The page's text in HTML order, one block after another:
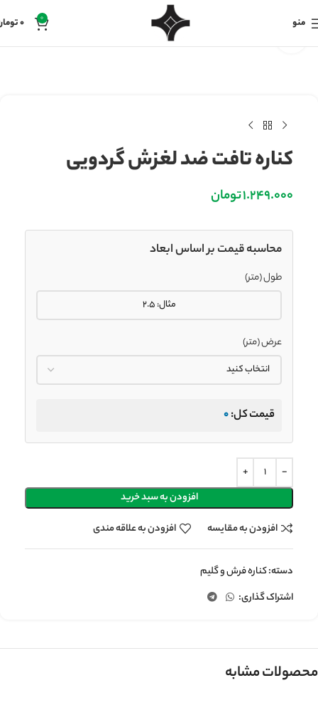
منو 0
0
کناره تافت ضد لغزش گردویی
1.249.000تومان
محاسبه قیمت بر اساس ابعاد
طول (متر)
عرض (متر)
قیمت کل:0
افزودن به سبد خرید
افزودن به مقایسه
افزودن به علاقه مندی
دسته:کناره فرش و گلیم
اشتراک گذاری:
محصولات مشابه